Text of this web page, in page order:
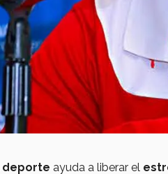
deporte ayuda a liberar el